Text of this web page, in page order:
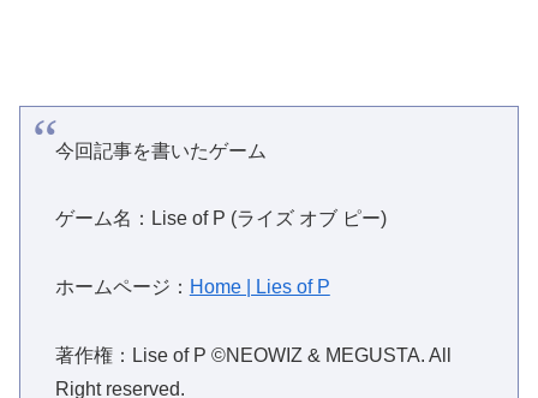
今回記事を書いたゲーム
ゲーム名：Lise of P (ライズ オブ ピー)
ホームページ： Home | Lies of P
著作権：Lise of P ©NEOWIZ & MEGUSTA. All
Right reserved.